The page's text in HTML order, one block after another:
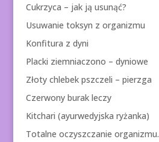
Cukrzyca – jak ją usunąć?
Usuwanie toksyn z organizmu
Konfitura z dyni
Placki ziemniaczono – dyniowe
Złoty chlebek pszczeli – pierzga
Czerwony burak leczy
Kitchari (ayurwedyjska ryżanka)
Totalne oczyszczanie organizmu.